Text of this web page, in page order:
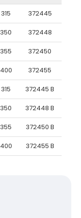
315 372445
350 372448
355 372450
400 372455
315 372445 B
350 372448 B
355 372450 B
400 372455 B